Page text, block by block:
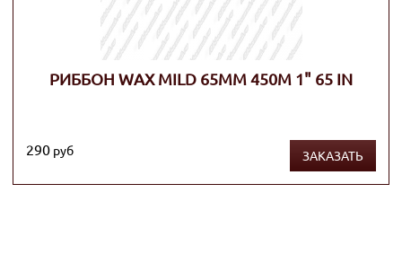
РИББОН WAX MILD 65ММ 450М 1" 65 IN
290 руб ЗАКАЗАТЬ